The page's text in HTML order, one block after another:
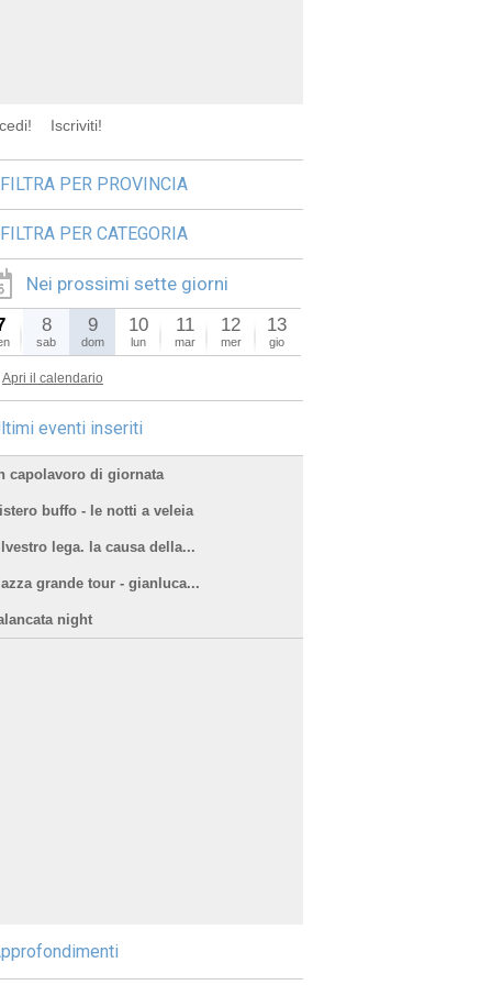
Iscriviti!
FILTRA PER PROVINCIA
FILTRA PER CATEGORIA
Nei prossimi sette giorni
8
sab
9
dom
10
lun
11
mar
12
mer
13
gio
Apri il calendario
eventi inseriti
capolavoro di giornata
buffo - le notti a veleia
lega. la causa della...
grande tour - gianluca...
night